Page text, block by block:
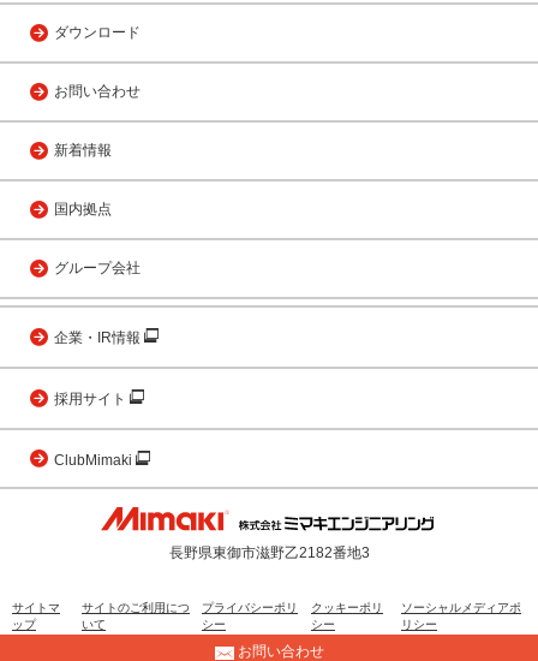
ダウンロード
お問い合わせ
新着情報
国内拠点
グループ会社
企業・IR情報
採用サイト
ClubMimaki
長野県東御市滋野乙2182番地3
サイトマ
ップ
サイトのご利用につ
いて
プライバシーポリ
シー
クッキーポリ
シー
ソーシャルメディアポ
リシー
お問い合わせ